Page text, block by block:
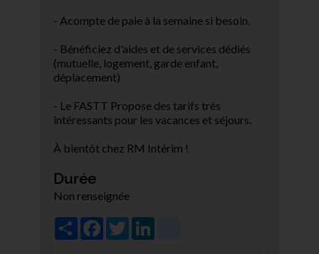
- Acompte de paie à la semaine si besoin.
- Bénéficiez d'aides et de services dédiés
(mutuelle, logement, garde enfant,
déplacement)
- Le FASTT Propose des tarifs très
intéressants pour les vacances et séjours.
À bientôt chez RM Intérim !
Durée
Non renseignée
Share Facebook
Twitter